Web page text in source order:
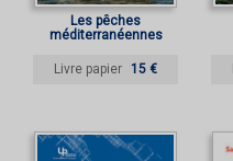
Les pêches
méditerranéennes
Livre papier 15 €